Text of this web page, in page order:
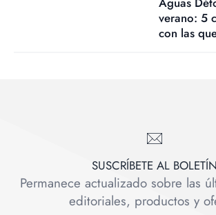
verano: 5
con las
SUSCRÍBETE AL BOLETÍN
Permanece actualizado sobre las
editoriales, productos y